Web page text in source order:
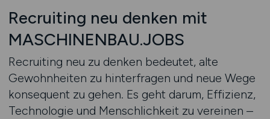
Recruiting neu denken mit
MASCHINENBAU.JOBS
Recruiting neu zu denken bedeutet, alte
Gewohnheiten zu hinterfragen und neue Wege
konsequent zu gehen. Es geht darum, Effizienz,
Technologie und Menschlichkeit zu vereinen –